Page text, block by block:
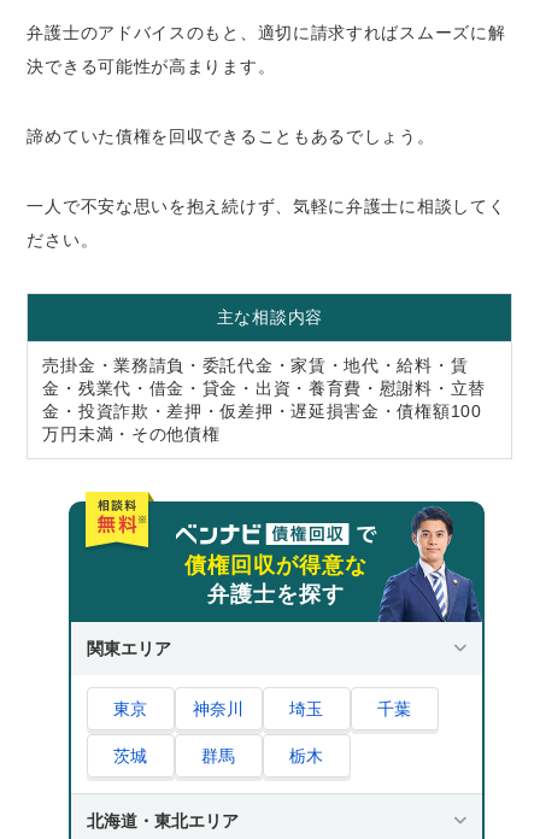
弁護士のアドバイスのもと、適切に請求すればスムーズに解
決できる可能性が高まります。
諦めていた債権を回収できることもあるでしょう。
一人で不安な思いを抱え続けず、気軽に弁護士に相談してく
ださい。
主な相談内容
売掛金・業務請負・委託代金・家賃・地代・給料・賃
金・残業代・借金・貸金・出資・養育費・慰謝料・立替
金・投資詐欺・差押・仮差押・遅延損害金・債権額100
万円未満・その他債権
債権回収が得意な
弁護士を探す
関東エリア
東京 神奈川 埼玉 千葉
茨城 群馬 栃木
北海道・東北エリア